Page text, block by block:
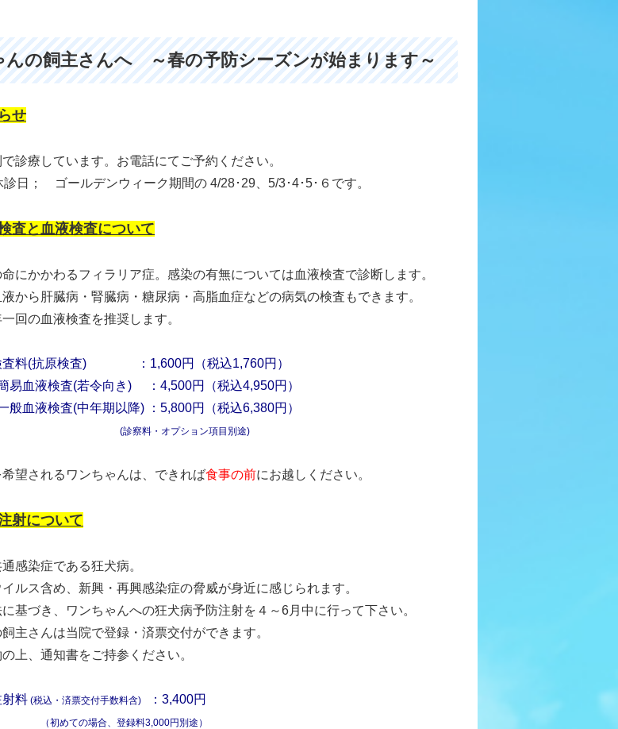
んの飼主さんへ ～春の予防シーズンが始まります～
せ
で診療しています。お電話にてご予約ください。
診日； ゴールデンウィーク期間の 4/28･29、5/3･4･5･６です。
査と血液検査について
にかかわるフィラリア症。感染の有無については血液検査で診断します。
から肝臓病・腎臓病・糖尿病・高脂血症などの病気の検査もできます。
回の血液検査を推奨します。
査料(抗原検査) ：1,600円（税込1,760円）
易血液検査(若令向き) ：4,500円（税込4,950円）
般血液検査(中年期以降) ：5,800円（税込6,380円）
(診察料・オプション項目別途)
希望されるワンちゃんは、できれば食事の前にお越しください。
射について
感染症である狂犬病。
ルス含め、新興・再興感染症の脅威が身近に感じられます。
基づき、ワンちゃんへの狂犬病予防注射を４～6月中に行って下さい。
主さんは当院で登録・済票交付ができます。
上、通知書をご持参ください。
料 (税込・済票交付手数料含) ：3,400円
（初めての場合、登録料3,000円別途）